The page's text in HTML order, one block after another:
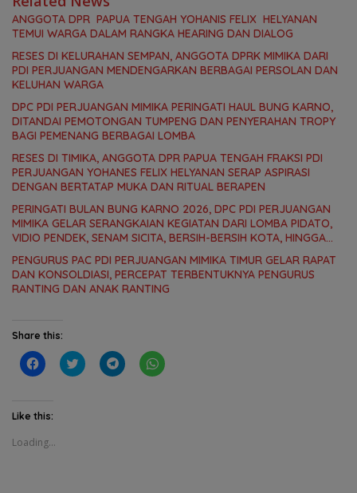
ANGGOTA DPR PAPUA TENGAH YOHANIS FELIX HELYANAN
TEMUI WARGA DALAM RANGKA HEARING DAN DIALOG
RESES DI KELURAHAN SEMPAN, ANGGOTA DPRK MIMIKA DARI
PDI PERJUANGAN MENDENGARKAN BERBAGAI PERSOLAN DAN
KELUHAN WARGA
DPC PDI PERJUANGAN MIMIKA PERINGATI HAUL BUNG KARNO,
DITANDAI PEMOTONGAN TUMPENG DAN PENYERAHAN TROPY
BAGI PEMENANG BERBAGAI LOMBA
RESES DI TIMIKA, ANGGOTA DPR PAPUA TENGAH FRAKSI PDI
PERJUANGAN YOHANES FELIX HELYANAN SERAP ASPIRASI
DENGAN BERTATAP MUKA DAN RITUAL BERAPEN
PERINGATI BULAN BUNG KARNO 2026, DPC PDI PERJUANGAN
MIMIKA GELAR SERANGKAIAN KEGIATAN DARI LOMBA PIDATO,
VIDIO PENDEK, SENAM SICITA, BERSIH-BERSIH KOTA, HINGGA
PENGURUS PAC PDI PERJUANGAN MIMIKA TIMUR GELAR RAPAT
DAN KONSOLDIASI, PERCEPAT TERBENTUKNYA PENGURUS
RANTING DAN ANAK RANTING
Share this:
C
l
t
o
h
C
l
C
l
C
l
Like this:
Loading...